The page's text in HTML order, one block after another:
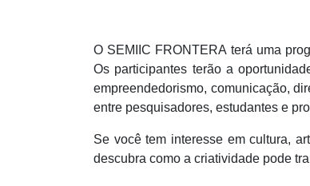
O SEMIIC FRONTERA terá uma
Os participantes terão a
empreendedorismo, comunicação,
entre pesquisadores, estudantes e
Se você tem interesse em cultura,
descubra como a criatividade pode